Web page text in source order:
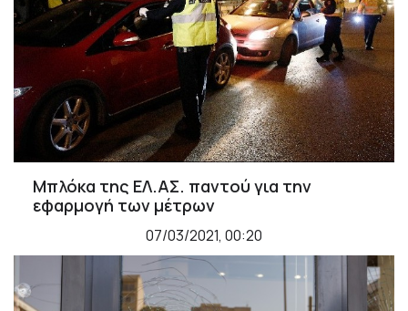
Μπλόκα της ΕΛ.ΑΣ. παντού για την
εφαρμογή των μέτρων
07/03/2021, 00:20